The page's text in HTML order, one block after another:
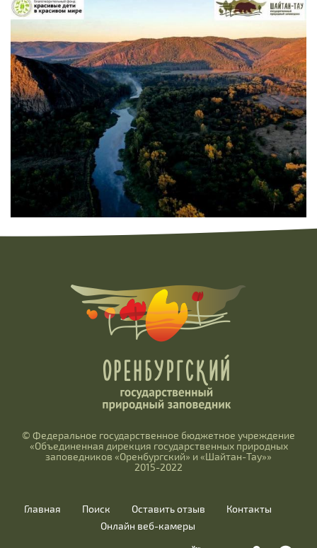
© Федеральное государственное бюджетное учреждение
«Объединенная дирекция государственных природных
заповедников «Оренбургский» и «Шайтан-Тау»»
2015-2022
Главная Поиск Оставить отзыв
Контакты
Онлайн веб-камеры